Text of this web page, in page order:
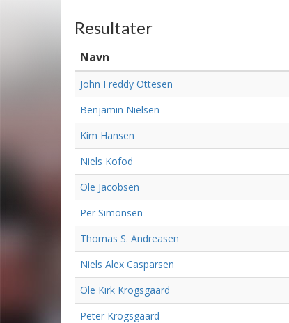
Resultater
Navn
John Freddy Ottesen
Benjamin Nielsen
Kim Hansen
Niels Kofod
Ole Jacobsen
Per Simonsen
Thomas S. Andreasen
Niels Alex Casparsen
Ole Kirk Krogsgaard
Peter Krogsgaard